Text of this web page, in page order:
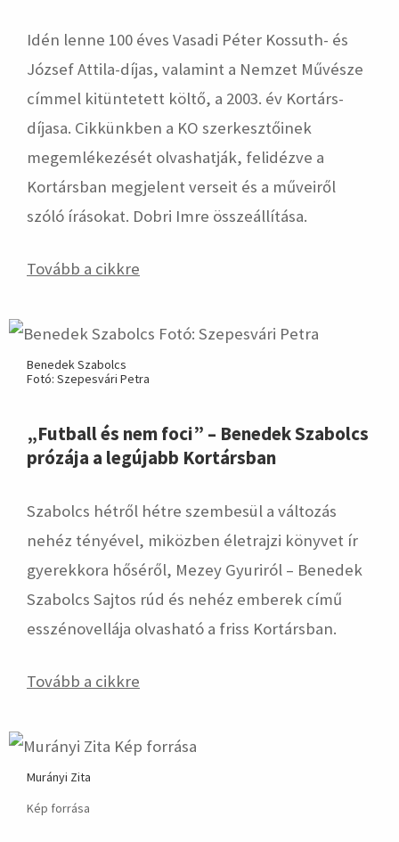
Idén lenne 100 éves Vasadi Péter Kossuth- és
József Attila-díjas, valamint a Nemzet Művésze
címmel kitüntetett költő, a 2003. év Kortárs-
díjasa. Cikkünkben a KO szerkesztőinek
megemlékezését olvashatják, felidézve a
Kortársban megjelent verseit és a műveiről
szóló írásokat. Dobri Imre összeállítása.
Tovább a cikkre
Benedek Szabolcs
Fotó: Szepesvári Petra
„Futball és nem foci” – Benedek Szabolcs
prózája a legújabb Kortársban
Szabolcs hétről hétre szembesül a változás
nehéz tényével, miközben életrajzi könyvet ír
gyerekkora hőséről, Mezey Gyuriról – Benedek
Szabolcs Sajtos rúd és nehéz emberek című
esszénovellája olvasható a friss Kortársban.
Tovább a cikkre
Murányi Zita
Kép forrása